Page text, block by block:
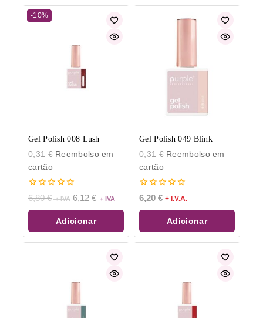
-10%
Gel Polish 008 Lush
0,31 €Reembolso em
cartão
0
de
5
6,80€ 6,12 €
Adicionar
Gel Polish 049 Blink
0,31 €Reembolso em
cartão
0
de
5
6,20 € + I.V.A.
Adicionar